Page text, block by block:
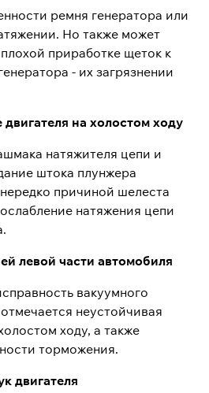
ремня генератора или
Но также может
приработке щеток к
- их загрязнении
на холостом ходу
натяжителя цепи и
штока плунжера
причиной шелеста
натяжения цепи
левой части автомобиля
вакуумного
неустойчивая
ходу, а также
торможения.
двигателя